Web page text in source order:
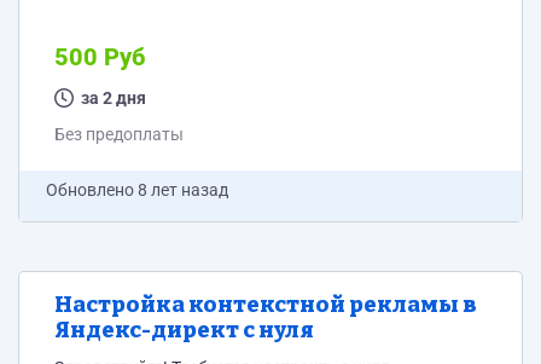
500 Руб
за 2 дня
Без предоплаты
Обновлено8 лет назад
Настройка контекстной рекламы в
Яндекс-директ с нуля